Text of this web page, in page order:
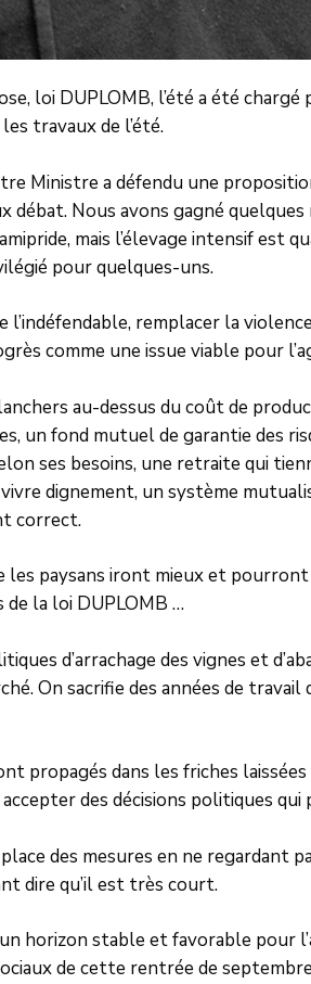
loi DUPLOMB, l’été a été
travaux de l’été.
Ministre a défendu une
Nous avons gagné
mais l’élevage intensif est
pour quelques-uns.
remplacer la
comme une issue viable pour
au-dessus du coût de
un fond mutuel de garantie des
ses besoins, une retraite qui
dignement, un système
correct.
les paysans iront mieux et
de la loi DUPLOMB …
d’arrachage des vignes et
On sacrifie des années de
propagés dans les friches
des décisions politiques
des mesures en ne regardant
dire qu’il est très court.
horizon stable et favorable pour
de cette rentrée de